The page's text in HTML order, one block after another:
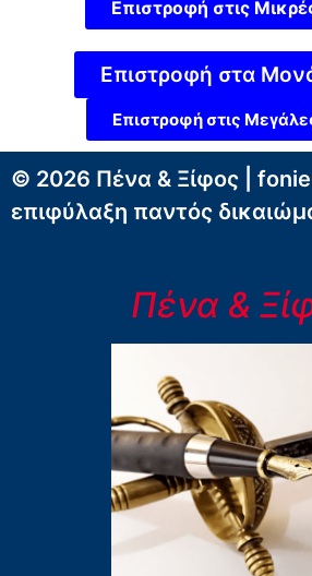
Επιστροφή στις
Επιστροφή στα
Επιστροφή στις
© 2026 Πένα & Ξίφος |
επιφύλαξη παντός
Πένα &